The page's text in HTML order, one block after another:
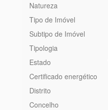
Natureza
Tipo de Imóvel
Subtipo de Imóvel
Tipologia
Estado
Certificado energético
Distrito
Concelho